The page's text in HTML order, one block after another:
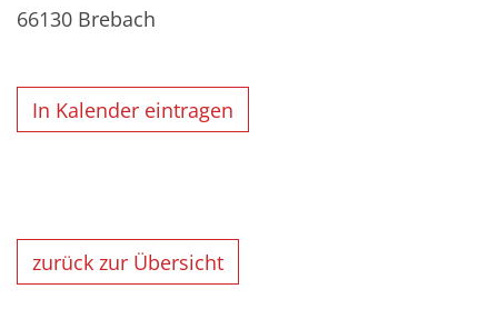
66130 Brebach
In Kalender eintragen
zurück zur Übersicht